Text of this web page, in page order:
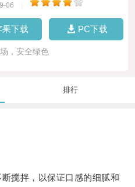
06
果下载 PC下载
，安全绿色
排行
拌，以保证口感的细腻和